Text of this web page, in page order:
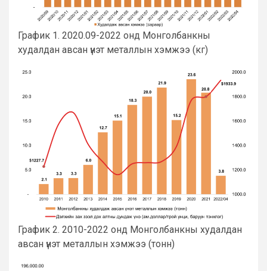
График 1. 2020.09-2022 онд Монголбанкны
худалдан авсан үнэт металлын хэмжээ (кг)
График 2. 2010-2022 онд Монголбанкны худалдан
авсан үнэт металлын хэмжээ (тонн)